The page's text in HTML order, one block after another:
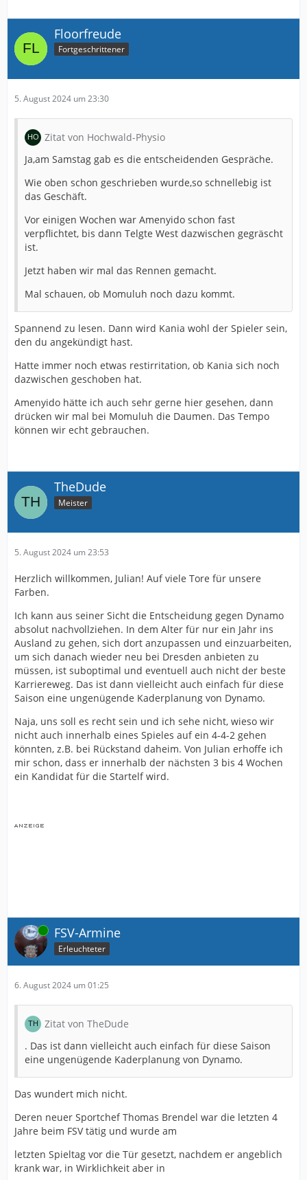
Floorfreude
Fortgeschrittener
5. August 2024 um 23:30
Zitat von Hochwald-Physio
Ja,am Samstag gab es die entscheidenden Gespräche.
Wie oben schon geschrieben wurde,so schnellebig ist
das Geschäft.
Vor einigen Wochen war Amenyido schon fast
verpflichtet, bis dann Telgte West dazwischen gegräscht
ist.
Jetzt haben wir mal das Rennen gemacht.
Mal schauen, ob Momuluh noch dazu kommt.
Spannend zu lesen. Dann wird Kania wohl der Spieler sein,
den du angekündigt hast.
Hatte immer noch etwas restirritation, ob Kania sich noch
dazwischen geschoben hat.
Amenyido hätte ich auch sehr gerne hier gesehen, dann
drücken wir mal bei Momuluh die Daumen. Das Tempo
können wir echt gebrauchen.
TheDude
Meister
5. August 2024 um 23:53
Herzlich willkommen, Julian! Auf viele Tore für unsere
Farben.
Ich kann aus seiner Sicht die Entscheidung gegen Dynamo
absolut nachvollziehen. In dem Alter für nur ein Jahr ins
Ausland zu gehen, sich dort anzupassen und einzuarbeiten,
um sich danach wieder neu bei Dresden anbieten zu
müssen, ist suboptimal und eventuell auch nicht der beste
Karriereweg. Das ist dann vielleicht auch einfach für diese
Saison eine ungenügende Kaderplanung von Dynamo.
Naja, uns soll es recht sein und ich sehe nicht, wieso wir
nicht auch innerhalb eines Spieles auf ein 4-4-2 gehen
könnten, z.B. bei Rückstand daheim. Von Julian erhoffe ich
mir schon, dass er innerhalb der nächsten 3 bis 4 Wochen
ein Kandidat für die Startelf wird.
Online FSV-Armine
Erleuchteter
6. August 2024 um 01:25
Zitat von TheDude
. Das ist dann vielleicht auch einfach für diese Saison
eine ungenügende Kaderplanung von Dynamo.
Das wundert mich nicht.
Deren neuer Sportchef Thomas Brendel war die letzten 4
Jahre beim FSV tätig und wurde am
letzten Spieltag vor die Tür gesetzt, nachdem er angeblich
krank war, in Wirklichkeit aber in